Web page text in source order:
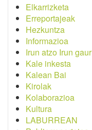
Elkarrizketa
Erreportajeak
Hezkuntza
Informazioa
Irun atzo Irun gaur
Kale inkesta
Kalean Bai
Kirolak
Kolaborazioa
Kultura
LABURREAN